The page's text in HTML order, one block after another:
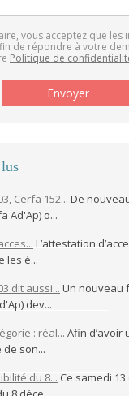
vous acceptez que
de répondre à votre
Politique de
Cerfa 152... De
Ad'Ap) o...
L’attestation
les é...
dit aussi... Un nouveau
dev...
: réal... Afin d’avoir
de son...
du 8... Ce samedi